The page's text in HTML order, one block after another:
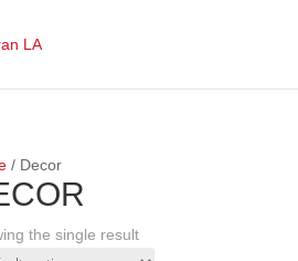
/ Decor
the single result